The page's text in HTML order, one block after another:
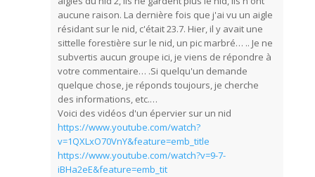
aucune raison. La dernière fois que j'ai vu un aigle
résidant sur le nid, c'était 23.7. Hier, il y avait une
sittelle forestière sur le nid, un pic marbré… .. Je ne
subvertis aucun groupe ici, je viens de répondre à
votre commentaire… .Si quelqu'un demande
quelque chose, je réponds toujours, je cherche
des informations, etc.…
Voici des vidéos d'un épervier sur un nid
https://www.youtube.com/watch?
v=1QXLxO70VnY&feature=emb_title
https://www.youtube.com/watch?v=9-7-
iBHa2eE&feature=emb_tit